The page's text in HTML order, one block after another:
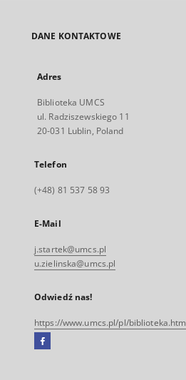
DANE KONTAKTOWE
Adres
Biblioteka UMCS
ul. Radziszewskiego 11
20-031 Lublin, Poland
Telefon
(+48) 81 537 58 93
E-Mail
j.startek@umcs.pl
u.zielinska@umcs.pl
Odwiedź nas!
https://www.umcs.pl/pl/biblioteka.htm
Facebook